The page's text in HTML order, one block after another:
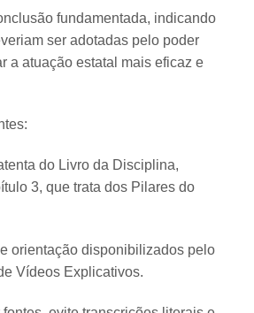
fundamentada, indicando
ser adotadas pelo poder
a atuação estatal mais eficaz e
do Livro da Disciplina,
3, que trata dos Pilares do
orientação disponibilizados pelo
Vídeos Explicativos.